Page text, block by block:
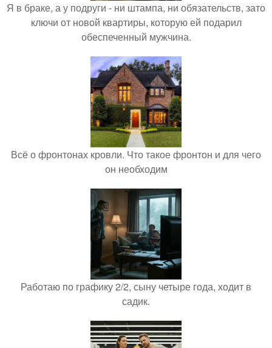
Я в браке, а у подруги - ни штампа, ни обязательств, зато
ключи от новой квартиры, которую ей подарил
обеспеченный мужчина.
Всё о фронтонах кровли. Что такое фронтон и для чего
он необходим
Работаю по графику 2/2, сыну четыре года, ходит в
садик.